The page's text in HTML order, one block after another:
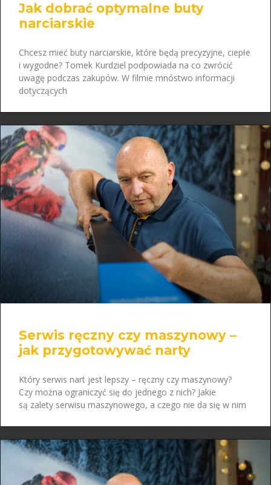
Jak dobrać optymalne buty
narciarskie
Chcesz mieć buty narciarskie, które będą precyzyjne, ciepłe
i wygodne? Tomek Kurdziel podpowiada na co zwrócić
uwagę podczas zakupów. W filmie mnóstwo informacji
dotyczących
Serwis ręczny czy maszynowy –
jak przygotowywać narty
Który serwis nart jest lepszy – ręczny czy maszynowy?
Czy można ograniczyć się do jednego z nich? Jakie
są zalety serwisu maszynowego, a czego nie da się w nim